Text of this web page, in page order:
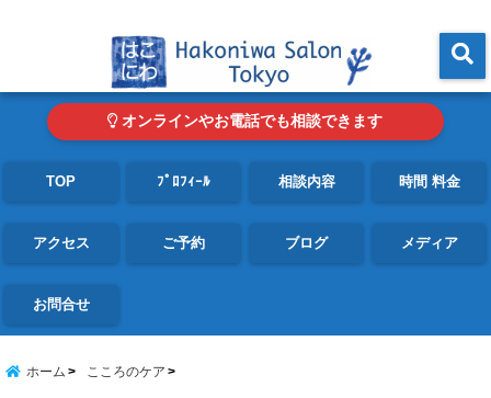
オンラインやお電話でも相談できます
TOP ﾌﾟﾛﾌｨｰﾙ 相談内容 時間 料金
アクセス ご予約 ブログ メディア
お問合せ
ホーム こころのケア